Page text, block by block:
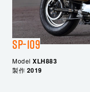
SP-109
Model XLH883
製作 2019